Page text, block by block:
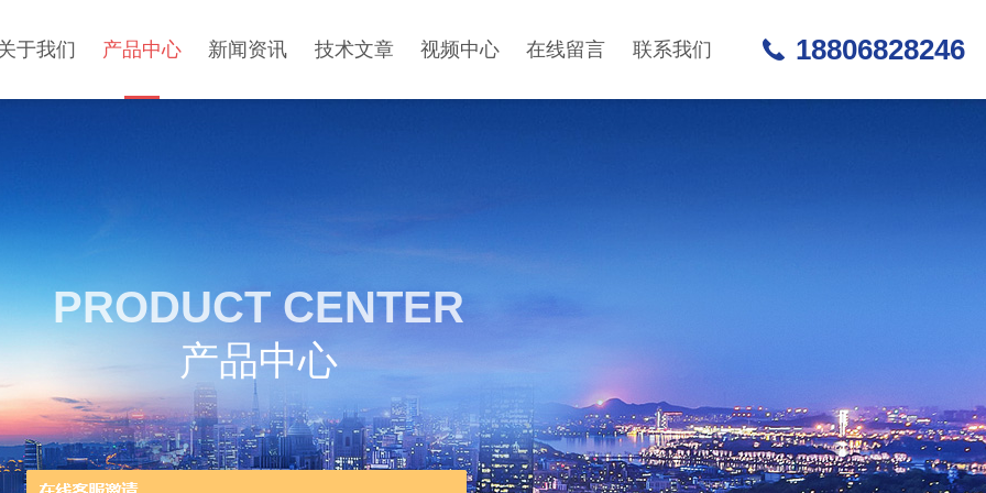
于我们 产品中心 新闻资讯 技术文章 视频中心 在线留言 联系我们 18806828246
PRODUCT CENTER
产品中心